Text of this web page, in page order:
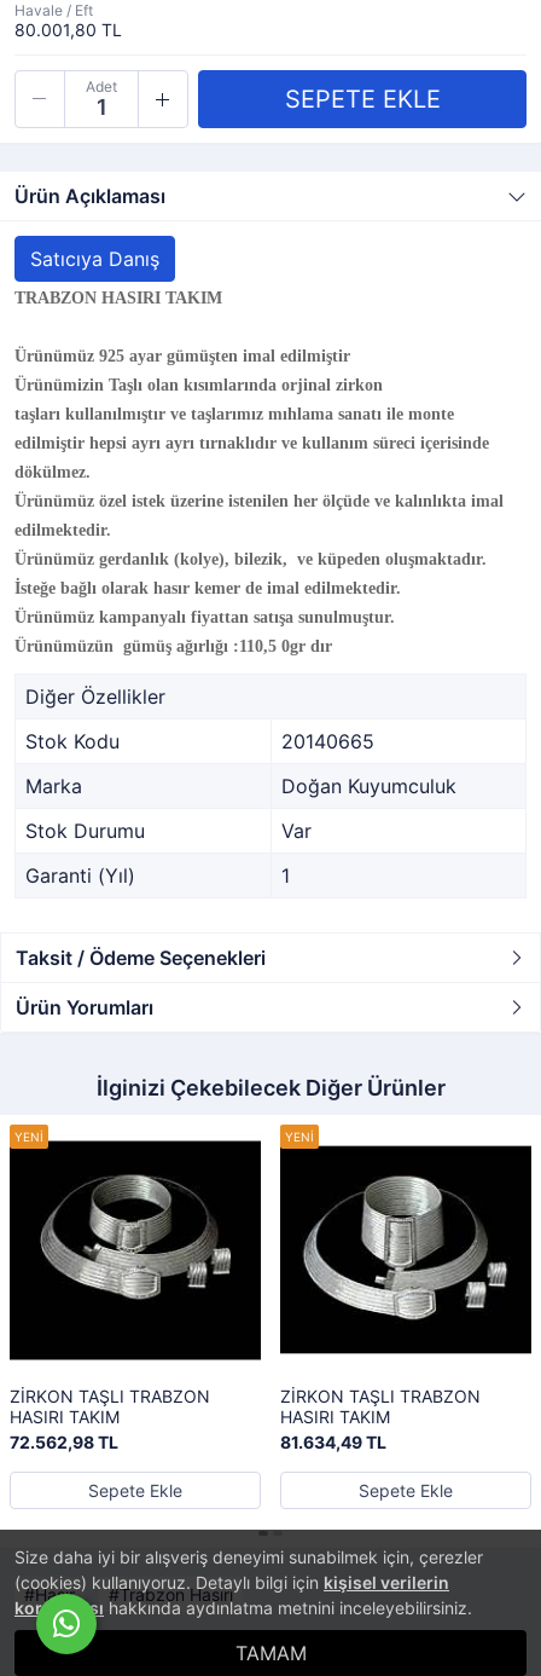
Size daha iyi bir alışveriş deneyimi sunabilmek için, çerezler
(cookies) kullanıyoruz. Detaylı bilgi için kişisel verilerin
korunması hakkında aydınlatma metnini inceleyebilirsiniz.
TAMAM
Havale / Eft
80.001,80 TL
Adet
Ürün Açıklaması
Satıcıya Danış
TRABZON HASIRI TAKIM
Ürünümüz 925 ayar gümüşten imal edilmiştir
Ürünümizin Taşlı olan kısımlarında orjinal zirkon
taşları kullanılmıştır ve taşlarımız mıhlama sanatı ile monte
edilmiştir hepsi ayrı ayrı tırnaklıdır ve kullanım süreci içerisinde
dökülmez.
Ürünümüz özel istek üzerine istenilen her ölçüde ve kalınlıkta imal
edilmektedir.
Ürünümüz gerdanlık (kolye), bilezik, ve küpeden oluşmaktadır.
İsteğe bağlı olarak hasır kemer de imal edilmektedir.
Ürünümüz kampanyalı fiyattan satışa sunulmuştur.
Ürünümüzün gümüş ağırlığı :110,5 0gr dır
Diğer Özellikler
Stok Kodu
20140665
Marka
Doğan Kuyumculuk
Stok Durumu
Var
Garanti (Yıl)
1
Taksit / Ödeme Seçenekleri
Ürün Yorumları
İlginizi Çekebilecek Diğer Ürünler
ZİRKON TAŞLI TRABZON
HASIRI TAKIM
72.562,98 TL
Sepete Ekle
ZİRKON TAŞLI TRABZON
HASIRI TAKIM
81.634,49 TL
Sepete Ekle
Hasır Trabzon Hasırı
E-Ticaret Sistemi